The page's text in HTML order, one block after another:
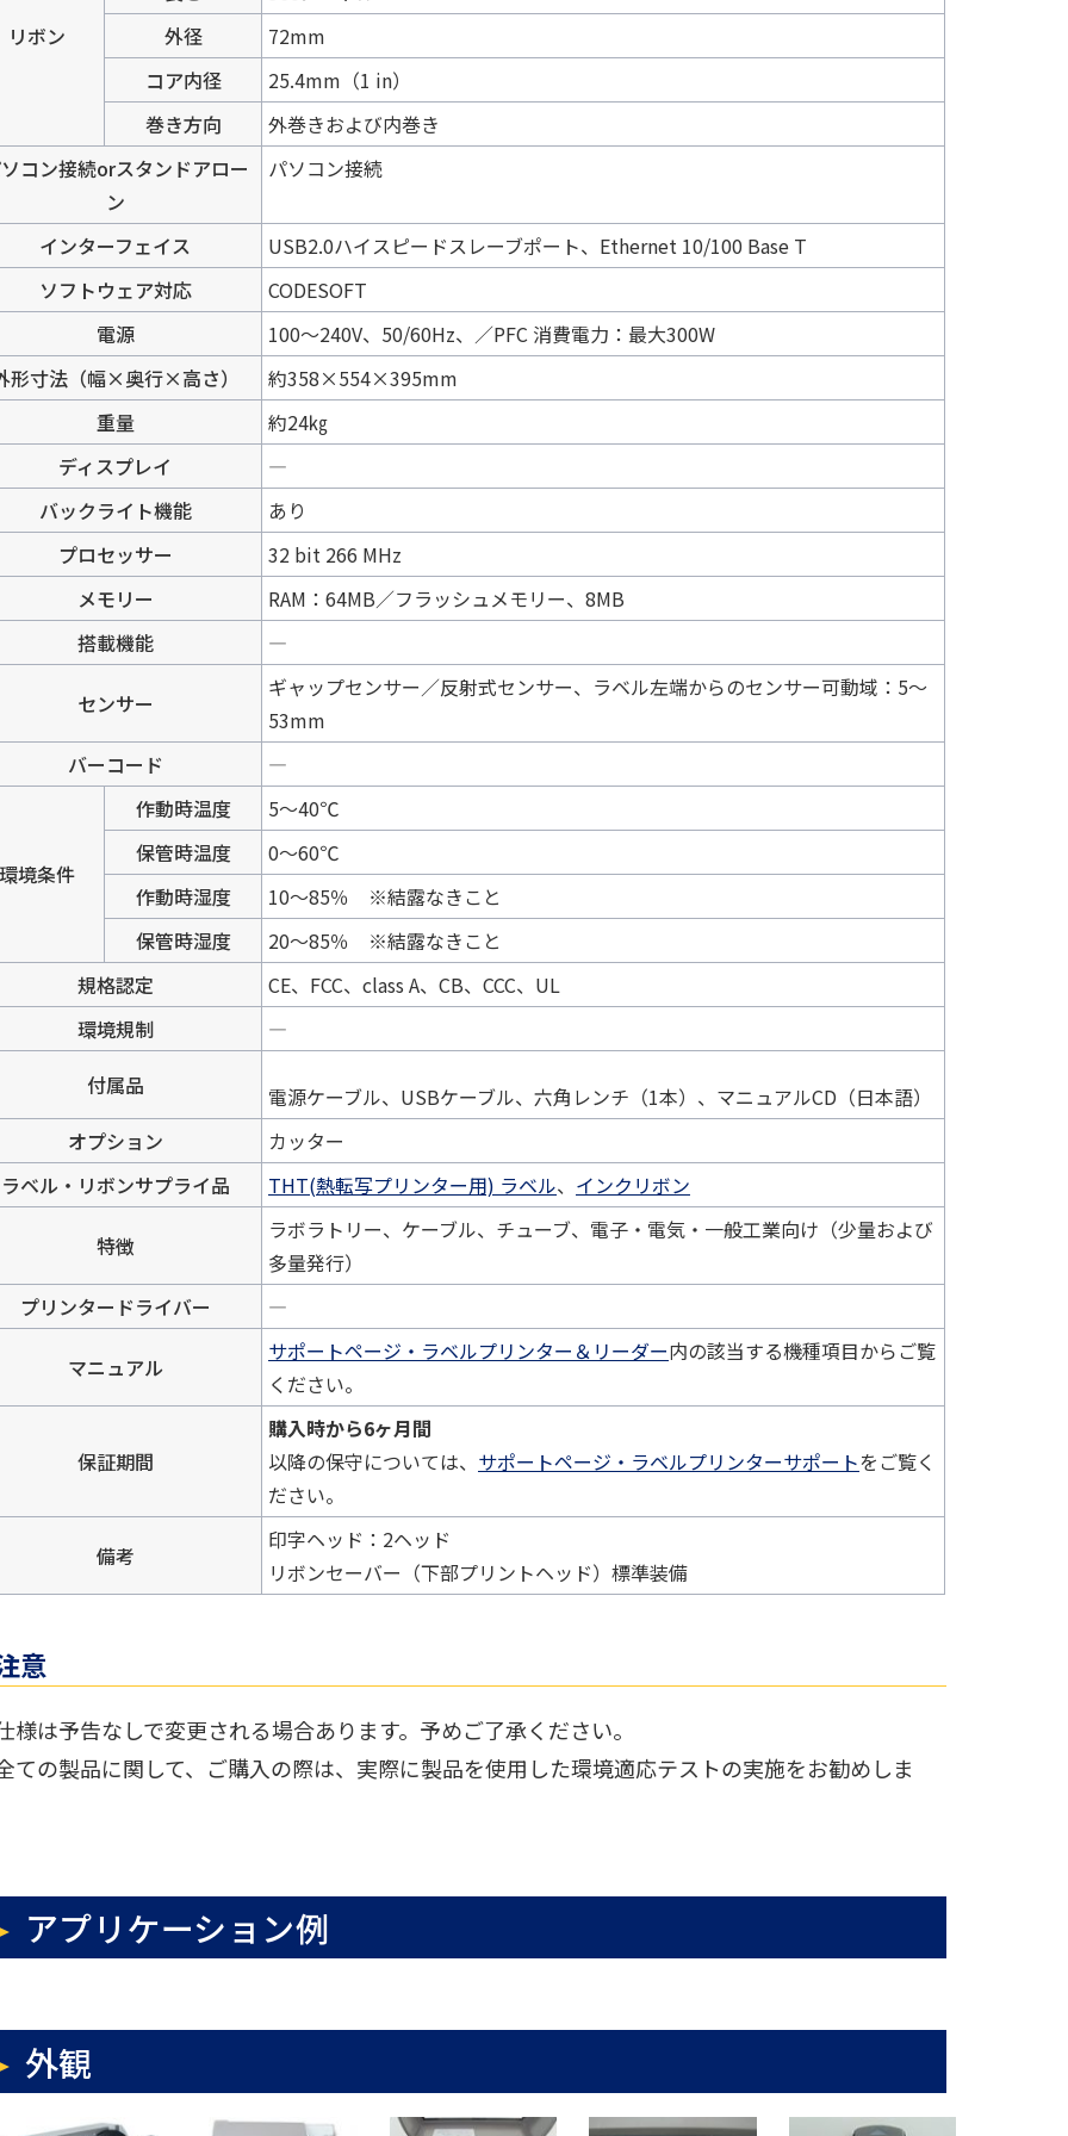
リボン
外径
72mm
コア内径
25.4mm（1 in）
巻き方向
外巻きおよび内巻き
コン接続orスタンドアロー
ン
パソコン接続
インターフェイス
USB2.0ハイスピードスレーブポート、Ethernet 10/100 Base T
ソフトウェア対応
CODESOFT
電源
100～240V、50/60Hz、／PFC 消費電力：最大300W
形寸法（幅×奥行×高さ）
約358×554×395mm
重量
約24㎏
ディスプレイ
―
バックライト機能
あり
プロセッサー
32 bit 266 MHz
メモリー
RAM：64MB／フラッシュメモリー、8MB
搭載機能
―
センサー
ギャップセンサー／反射式センサー、ラベル左端からのセンサー可動域：5～
53mm
バーコード
―
境条件
作動時温度
5～40℃
保管時温度
0～60℃
作動時湿度
10～85％ ※結露なきこと
保管時湿度
20～85％ ※結露なきこと
規格認定
CE、FCC、class A、CB、CCC、UL
環境規制
―
付属品
電源ケーブル、USBケーブル、六角レンチ（1本）、マニュアルCD（日本語）
オプション
カッター
ラベル・リボンサプライ品
THT(熱転写プリンター用) ラベル、 インクリボン
特徴
ラボラトリー、ケーブル、チューブ、電子・電気・一般工業向け（少量および
多量発行）
プリンタードライバー
―
マニュアル
サポートページ・ラベルプリンター＆リーダー内の該当する機種項目からご覧
ください。
保証期間
購入時から6ヶ月間
以降の保守については、 サポートページ・ラベルプリンターサポートをご覧く
ださい。
備考
印字ヘッド：2ヘッド
リボンセーバー（下部プリントヘッド）標準装備
意
様は予告なしで変更される場合あります。予めご了承ください。
ての製品に関して、ご購入の際は、実際に製品を使用した環境適応テストの実施をお勧めしま
アプリケーション例
外観